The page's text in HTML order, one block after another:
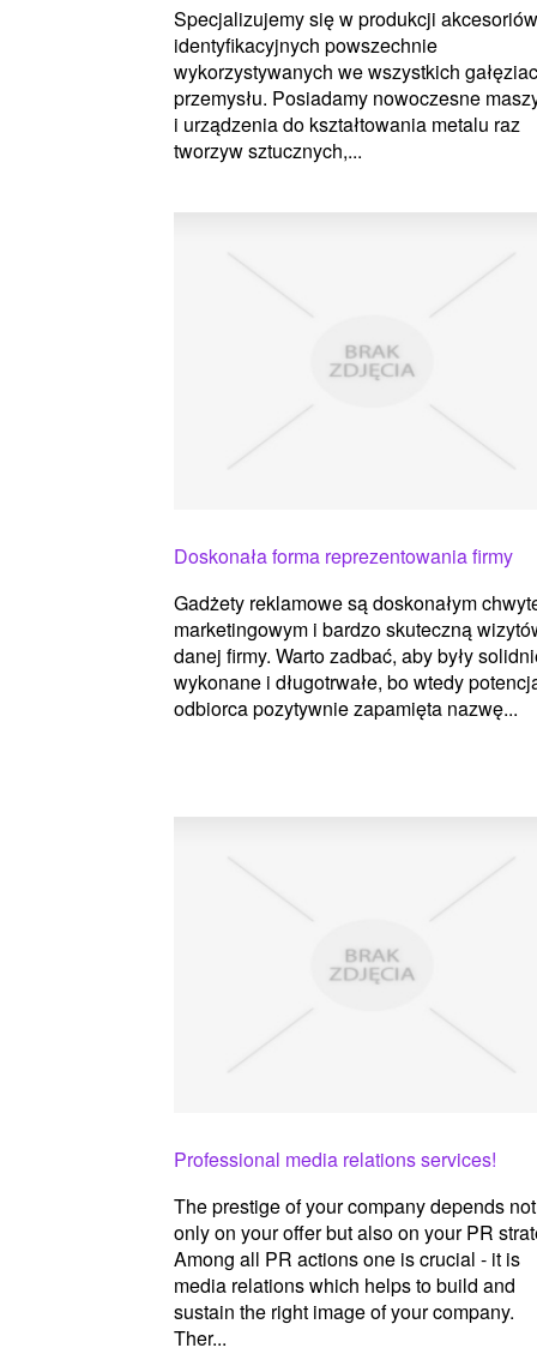
Specjalizujemy się w produkcji akcesoriów
identyfikacyjnych powszechnie
wykorzystywanych we wszystkich
przemysłu. Posiadamy nowoczesne
i urządzenia do kształtowania metalu raz
tworzyw sztucznych,...
Doskonała forma reprezentowania firmy
Gadżety reklamowe są doskonałym
marketingowym i bardzo skuteczną
danej firmy. Warto zadbać, aby były
wykonane i długotrwałe, bo wtedy
odbiorca pozytywnie zapamięta nazwę...
Professional media relations services!
The prestige of your company depends not
only on your offer but also on your PR
Among all PR actions one is crucial - it is
media relations which helps to build and
sustain the right image of your company.
Ther...